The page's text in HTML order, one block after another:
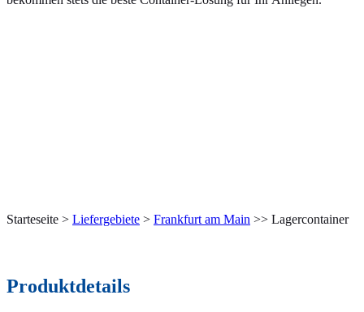
Starteseite > Liefergebiete > Frankfurt am Main >> Lagercontainer
Produktdetails